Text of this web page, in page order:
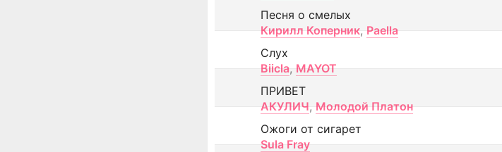
Песня о смелых
Кирилл Коперник, Paella
Слух
Biicla, MAYOT
ПРИВЕТ
АКУЛИЧ, Молодой Платон
Ожоги от сигарет
Sula Fray